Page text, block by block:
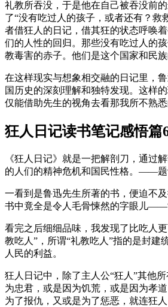
礼教所吞没，于是他在自己被吞没前
了“没有吃过人的孩子，或者还有？
者借狂人的日记，借其狂的状态呼唤
们的人性的回归。那些没有吃过人的
教毒害的赤子。他们是这个国家和民族
在这样现实与想象相交融的日记里，
国历史的深刻理解和独特发现。这样
仅能借助先生的视角去看那我所不熟悉
狂人日记读书笔记感悟篇
《狂人日记》就是一把解剖刀，通过
的人们的精神危机和国民性格。——
一看到是鲁迅先生所著的书，便迫不
书中竟全是令人毛骨悚然的字眼儿
看完之后细细品味，我发现了比吃人
教吃人”，所谓“礼教吃人”指的是封建
人民的利益。
狂人日记中，除了主人公“狂人”其他
为忠君，或是因为饥荒，或是因为孝
为了报仇，又或是为了惩恶，就连狂